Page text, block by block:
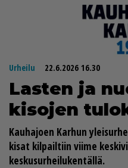
Urheilu 22.6.2026 16.30
Las­ten ja
ki­so­jen
Kau­ha­jo­en Kar­hun
ki­sat kil­pail­tiin vii­me
kes­ku­sur­hei­lu­ken­täl­lä.